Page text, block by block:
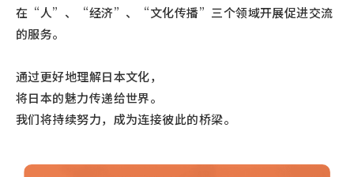
在“人”、“经济”、“文化传播”三个领域开展促进交流
的服务。
通过更好地理解日本文化，
将日本的魅力传递给世界。
我们将持续努力，成为连接彼此的桥梁。